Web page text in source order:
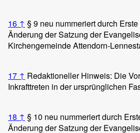
16 ↑ § 9 neu nummeriert durch
Änderung der Satzung der
Kirchengemeinde Attendorn-
17 ↑ Redaktioneller Hinweis: Die
Inkrafttreten in der ursprünglichen
18 ↑ § 10 neu nummeriert durch
Änderung der Satzung der